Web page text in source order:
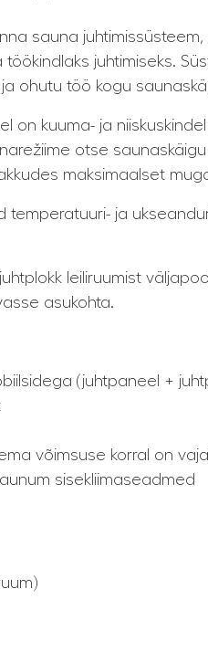
sauna
juhtimiseks.
ohutu töö kogu
on kuuma- ja
otse
maksimaalset
ja
leiliruumist
asukohta.
(juhtpaneel +
võimsuse korral on
sisekliimaseadmed